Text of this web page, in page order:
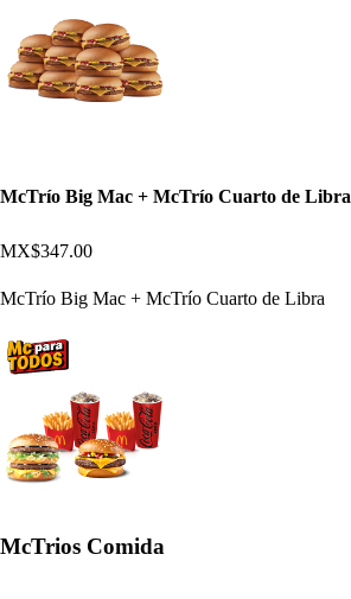
McTrío Big Mac + McTrío Cuarto de Libra
MX$347.00
McTrío Big Mac + McTrío Cuarto de Libra
McTrios Comida